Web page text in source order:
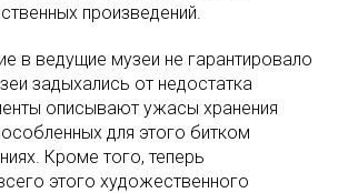
произведений.
в ведущие музеи не гарантировало
задыхались от недостатка
описывают ужасы хранения
для этого битком
Кроме того, теперь
этого художественного